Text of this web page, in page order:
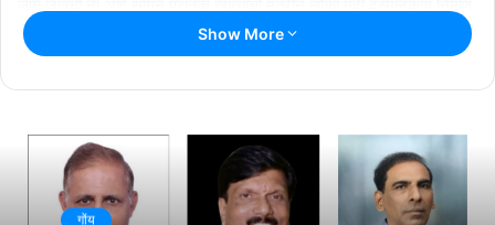
केल्या असो उल्लेख युरी आलेमाव हांणी आपल्या पत्रांत केला.
Related Articles
राश्ट्रीय नाट्य महोत्सवात सादर जातलें ‘देश राग’
July 13, 2026
Show More
गोंय